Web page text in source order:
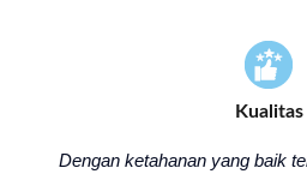
Kualitas
Dengan ketahanan yang baik